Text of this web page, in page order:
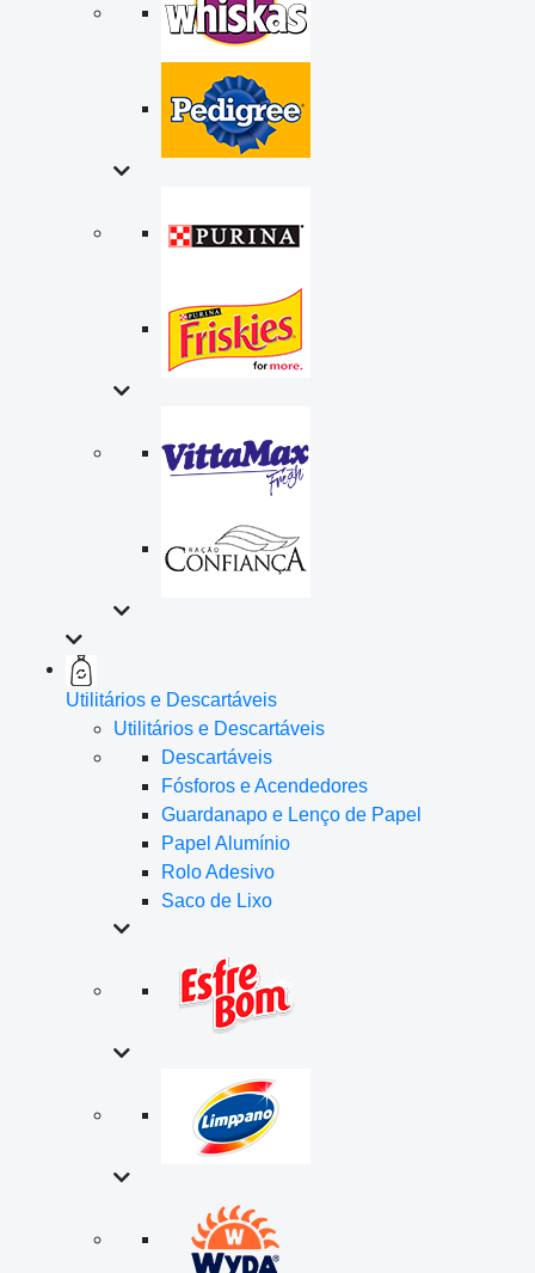
Utilitários e Descartáveis
Utilitários e Descartáveis
Descartáveis
Fósforos e Acendedores
Guardanapo e Lenço de Papel
Papel Alumínio
Rolo Adesivo
Saco de Lixo